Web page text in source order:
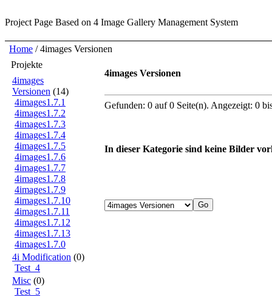
Project Page Based on 4 Image Gallery Management System
Home / 4images Versionen
Projekte
4images
Versionen (14)
4images1.7.1
4images1.7.2
4images1.7.3
4images1.7.4
4images1.7.5
4images1.7.6
4images1.7.7
4images1.7.8
4images1.7.9
4images1.7.10
4images1.7.11
4images1.7.12
4images1.7.13
4images1.7.0
4i Modification (0)
Test_4
Misc (0)
Test_5
4images Versionen
Gefunden: 0 auf 0 Seite(n). Angezeigt: 0
In dieser Kategorie sind keine Bilder